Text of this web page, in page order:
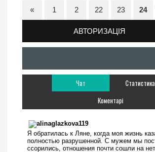
« 1 2 22 23 24
АВТОРИЗАЦІЯ
Чат
Статистика
Коментарі